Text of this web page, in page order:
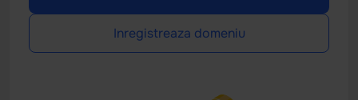
Inregistreaza domeniu